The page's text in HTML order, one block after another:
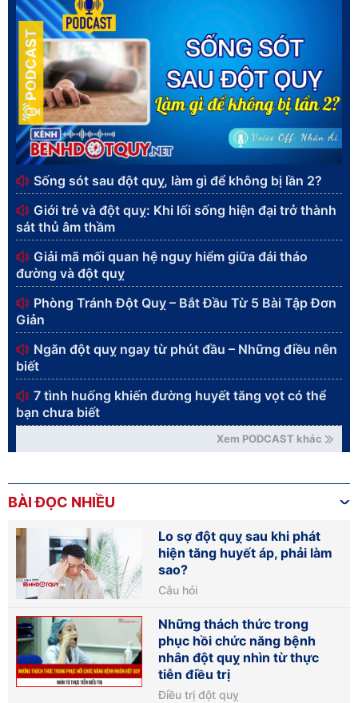
PODCAST
Sống sót sau đột quỵ, làm gì để không bị lần 2?
Giới trẻ và đột quỵ: Khi lối sống hiện đại trở thành
sát thủ âm thầm
Giải mã mối quan hệ nguy hiểm giữa đái tháo
đường và đột quỵ
Phòng Tránh Đột Quỵ – Bắt Đầu Từ 5 Bài Tập Đơn
Giản
Ngăn đột quỵ ngay từ phút đầu – Những điều nên
biết
7 tình huống khiến đường huyết tăng vọt có thể
bạn chưa biết
Xem PODCAST khác
BÀI ĐỌC NHIỀU
Lo sợ đột quỵ sau khi phát
hiện tăng huyết áp, phải làm
sao?
Câu hỏi
Những thách thức trong
phục hồi chức năng bệnh
nhân đột quỵ nhìn từ thực
tiễn điều trị
Điều trị đột quỵ